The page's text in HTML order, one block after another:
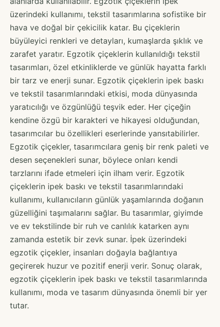
üzerindeki kullanımı, tekstil tasarımlarına sofistike bir
hava ve doğal bir çekicilik katar. Bu çiçeklerin
büyüleyici renkleri ve detayları, kumaşlarda şıklık ve
zarafet yaratır. Egzotik çiçeklerin kullanıldığı tekstil
tasarımları, özel etkinliklerde ve günlük hayatta farklı
bir tarz ve enerji sunar. Egzotik çiçeklerin ipek baskı
ve tekstil tasarımlarındaki etkisi, moda dünyasında
yaratıcılığı ve özgünlüğü teşvik eder. Her çiçeğin
kendine özgü bir karakteri ve hikayesi olduğundan,
tasarımcılar bu özellikleri eserlerinde yansıtabilirler.
Egzotik çiçekler, tasarımcılara geniş bir renk paleti ve
desen seçenekleri sunar, böylece onları kendi
tarzlarını ifade etmeleri için ilham verir. Egzotik
çiçeklerin ipek baskı ve tekstil tasarımlarındaki
kullanımı, kullanıcıların günlük yaşamlarında doğanın
güzelliğini taşımalarını sağlar. Bu tasarımlar, giyimde
ve ev tekstilinde bir ruh ve canlılık katarken aynı
zamanda estetik bir zevk sunar. İpek üzerindeki
egzotik çiçekler, insanları doğayla bağlantıya
geçirerek huzur ve pozitif enerji verir. Sonuç olarak,
egzotik çiçeklerin ipek baskı ve tekstil tasarımlarında
kullanımı, moda ve tasarım dünyasında önemli bir yer
tutar.